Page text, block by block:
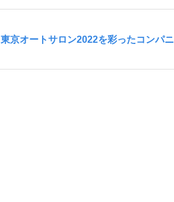
東京オートサロン2022を彩ったコンパ